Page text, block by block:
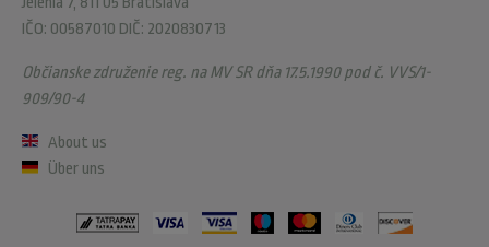
IČO: 00587010 DIČ: 2020830713
Občianske združenie reg. na MV SR dňa 17.5.1990 pod č. VVS/1-
909/90-4
About us
Über uns